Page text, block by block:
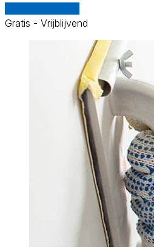
Gratis - Vrijblijvend